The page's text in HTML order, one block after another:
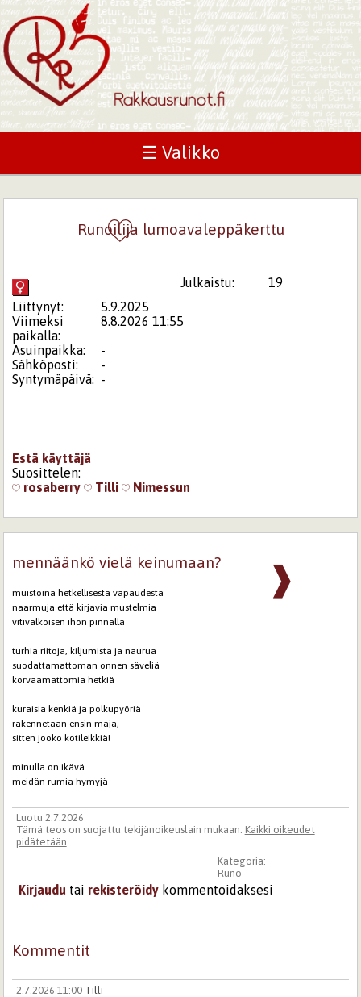
☰ Valikko
Runoilija lumoavaleppäkerttu
Julkaistu:
19
Liittynyt:
5.9.2025
Viimeksi
paikalla:
8.8.2026 11:55
Asuinpaikka:
-
Sähköposti:
-
Syntymäpäivä: -
Estä käyttäjä
Suosittelen:
rosaberry
Tilli Nimessun
❱
mennäänkö vielä keinumaan?
muistoina hetkellisestä vapaudesta
naarmuja että kirjavia mustelmia
vitivalkoisen ihon pinnalla
turhia riitoja, kiljumista ja naurua
suodattamattoman onnen säveliä
korvaamattomia hetkiä
kuraisia kenkiä ja polkupyöriä
rakennetaan ensin maja,
sitten jooko kotileikkiä!
minulla on ikävä
meidän rumia hymyjä
Luotu 2.7.2026
Tämä teos on suojattu tekijänoikeuslain mukaan. Kaikki oikeudet
pidätetään.
Kategoria:
Runo
Kirjaudu tai rekisteröidy kommentoidaksesi
Kommentit
2.7.2026 11:00 Tilli